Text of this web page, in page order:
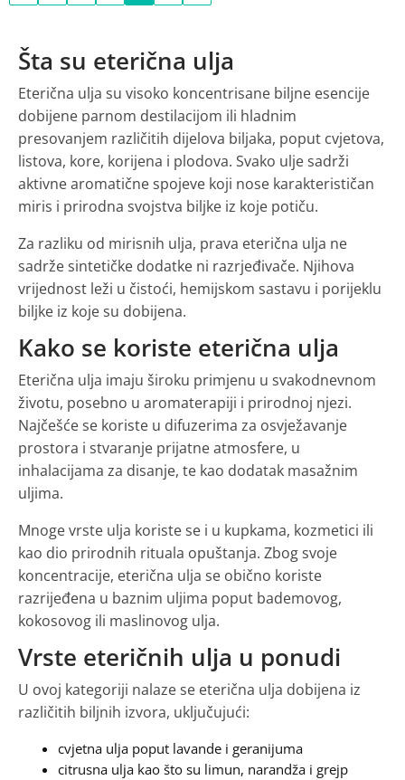
Šta su eterična ulja
Eterična ulja su visoko koncentrisane biljne esencije
dobijene parnom destilacijom ili hladnim
presovanjem različitih dijelova biljaka, poput cvjetova,
listova, kore, korijena i plodova. Svako ulje sadrži
aktivne aromatične spojeve koji nose karakterističan
miris i prirodna svojstva biljke iz koje potiču.
Za razliku od mirisnih ulja, prava eterična ulja ne
sadrže sintetičke dodatke ni razrjeđivače. Njihova
vrijednost leži u čistoći, hemijskom sastavu i porijeklu
biljke iz koje su dobijena.
Kako se koriste eterična ulja
Eterična ulja imaju široku primjenu u svakodnevnom
životu, posebno u aromaterapiji i prirodnoj njezi.
Najčešće se koriste u difuzerima za osvježavanje
prostora i stvaranje prijatne atmosfere, u
inhalacijama za disanje, te kao dodatak masažnim
uljima.
Mnoge vrste ulja koriste se i u kupkama, kozmetici ili
kao dio prirodnih rituala opuštanja. Zbog svoje
koncentracije, eterična ulja se obično koriste
razrijeđena u baznim uljima poput bademovog,
kokosovog ili maslinovog ulja.
Vrste eteričnih ulja u ponudi
U ovoj kategoriji nalaze se eterična ulja dobijena iz
različitih biljnih izvora, uključujući:
cvjetna ulja poput lavande i geranijuma
citrusna ulja kao što su limun, narandža i grejp